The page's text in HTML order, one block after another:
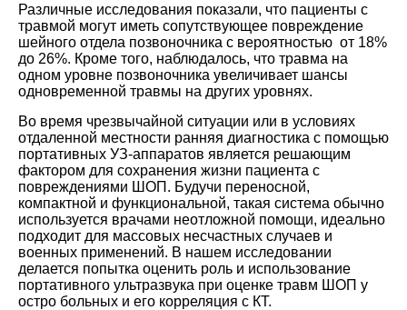
Различные исследования показали, что пациенты с
травмой могут иметь сопутствующее повреждение
шейного отдела позвоночника с вероятностью от 18%
до 26%. Кроме того, наблюдалось, что травма на
одном уровне позвоночника увеличивает шансы
одновременной травмы на других уровнях.
Во время чрезвычайной ситуации или в условиях
отдаленной местности ранняя диагностика с помощью
портативных УЗ-аппаратов является решающим
фактором для сохранения жизни пациента с
повреждениями ШОП. Будучи переносной,
компактной и функциональной, такая система обычно
используется врачами неотложной помощи, идеально
подходит для массовых несчастных случаев и
военных применений. В нашем исследовании
делается попытка оценить роль и использование
портативного ультразвука при оценке травм ШОП у
остро больных и его корреляция с КТ.